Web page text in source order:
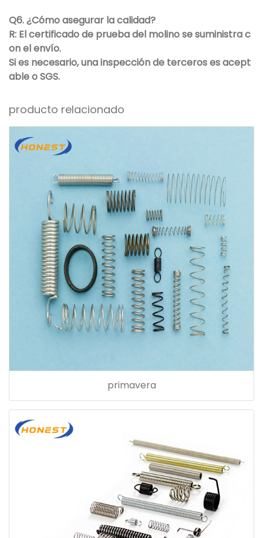
Q6. ¿Cómo asegurar la calidad?
R: El certificado de prueba del molino se suministra c
on el envío.
Si es necesario, una inspección de terceros es acept
able o SGS.
producto relacionado
primavera